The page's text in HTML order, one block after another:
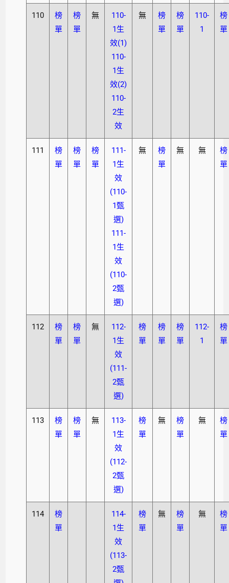
110
榜
單
榜
單
無
110-
1生
效(1)
110-
1生
效(2)
110-
2生
效
無
榜
單
榜
單
110-
1
榜
單
111
榜
單
榜
單
榜
單
111-
1生
效
(110-
1甄
選)
111-
1生
效
(110-
2甄
選)
無
榜
單
無 無
榜
單
112
榜
單
榜
單
無
112-
1生
效
(111-
2甄
選)
榜
單
榜
單
榜
單
112-
1
榜
單
113
榜
單
榜
單
無
113-
1生
效
(112-
2甄
選)
榜
單
無
榜
單
無
榜
單
114
榜
單
114-
1生
效
(113-
2甄
榜
單
無
榜
單
無
榜
單